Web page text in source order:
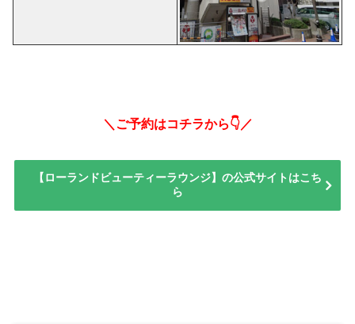
＼ご予約はコチラから👇／
【ローランドビューティーラウンジ】の公式サイトはこち
ら